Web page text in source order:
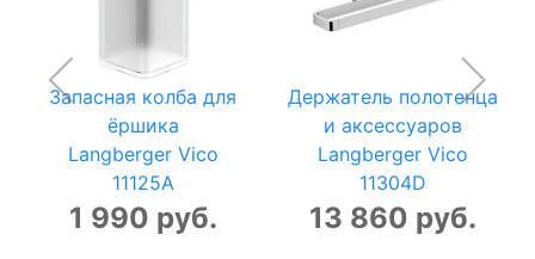
Запасная колба для
ёршика
Langberger Vico
11125A
1 990 руб.
Держатель полотенца
и аксессуаров
Langberger Vico
11304D
13 860 руб.